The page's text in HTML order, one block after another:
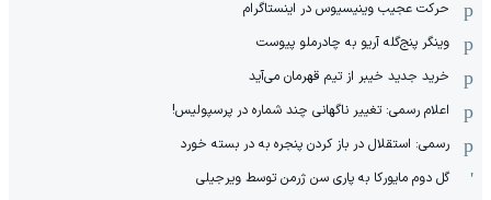
حرکت عجیب وینیسیوس در اینستاگرام
وینگر پنج‌گله آریو به چادرملو پیوست
خرید جدید خیبر از تیم قهرمان می‌آید
اعلام رسمی: تغییر ناگهانی چند شماره در پرسپولیس!
رسمی: استقلال در باز کردن پنجره به در بسته خورد
گل دوم مایورکا به پاری سن ژرمن توسط ویرجیلی